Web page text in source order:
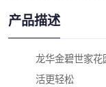
产品描述
龙华金碧世家
活更轻松